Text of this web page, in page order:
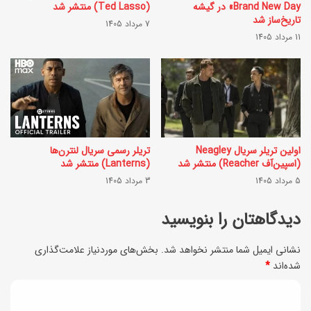
س
ت
؟
ر
و
ش
م
Brand New Day» در گیشه
تاریخ‌ساز شد
11 مرداد 1405
(Ted Lasso) منتشر شد
7 مرداد 1405
اولین تریلر سریال Neagley
(اسپین‌آف Reacher) منتشر شد
5 مرداد 1405
تریلر رسمی سریال لنترن‌ها
(Lanterns) منتشر شد
3 مرداد 1405
دیدگاهتان را بنویسید
نشانی ایمیل شما منتشر نخواهد شد. بخش‌های موردنیاز علامت‌گذاری
شده‌اند *